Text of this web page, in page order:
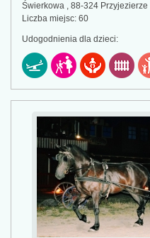
Świerkowa , 88-324 Przyjezierze
Liczba miejsc: 60
Udogodnienia dla dzieci: